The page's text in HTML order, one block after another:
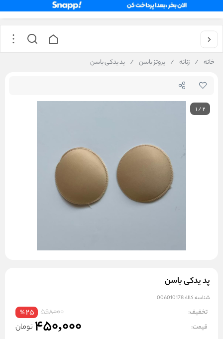
خانه / زنانه / پروتز باسن / پد یدکی باسن
1/2
پد یدکی باسن
شناسه کالا:006010178
تخفیف: 598000
25
%
قیمت: 450,000 تومان